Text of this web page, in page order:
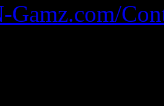
Gamz.com/